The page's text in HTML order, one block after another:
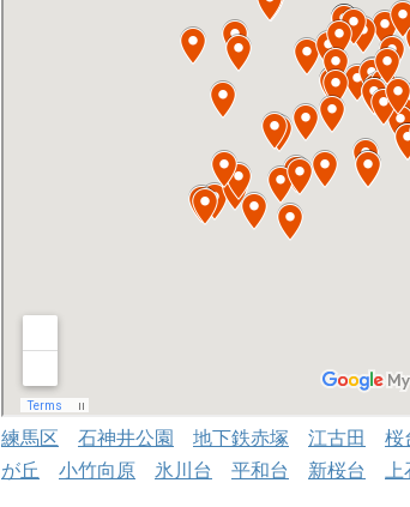
練馬区 石神井公園 地下鉄赤塚 江古田 桜
が丘
小竹向原 氷川台 平和台 新桜台 上